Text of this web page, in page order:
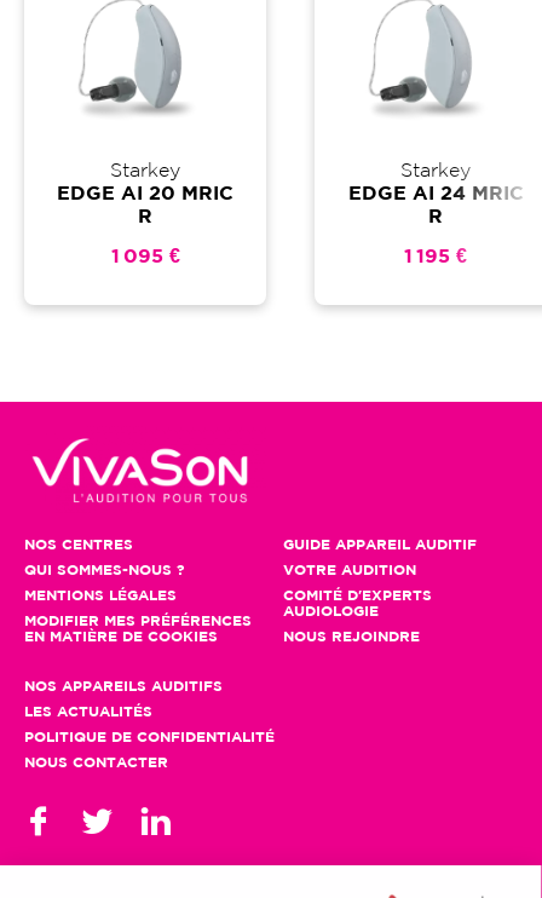
Starkey
EDGE AI 20 MRIC
R
1 095 €
Starkey
EDGE AI 24 MRIC
R
1 195 €
NOS CENTRES
QUI SOMMES-NOUS ?
MENTIONS LÉGALES
MODIFIER MES PRÉFÉRENCES
EN MATIÈRE DE COOKIES
GUIDE APPAREIL AUDITIF
VOTRE AUDITION
COMITÉ D'EXPERTS
AUDIOLOGIE
NOUS REJOINDRE
NOS APPAREILS AUDITIFS
LES ACTUALITÉS
POLITIQUE DE CONFIDENTIALITÉ
NOUS CONTACTER